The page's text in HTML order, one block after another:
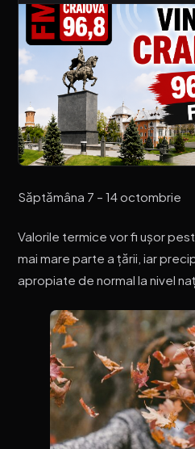
Săptămâna 7 – 14 octombrie
Valorile termice vor fi ușor
mai mare parte a țării, iar
apropiate de normal la nivel